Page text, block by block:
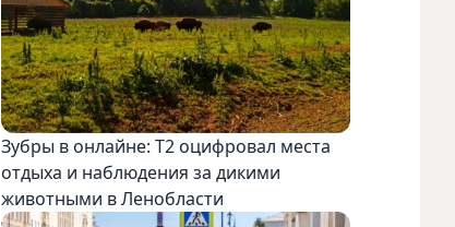
Зубры в онлайне: Т2 оцифровал места
отдыха и наблюдения за дикими
животными в Ленобласти